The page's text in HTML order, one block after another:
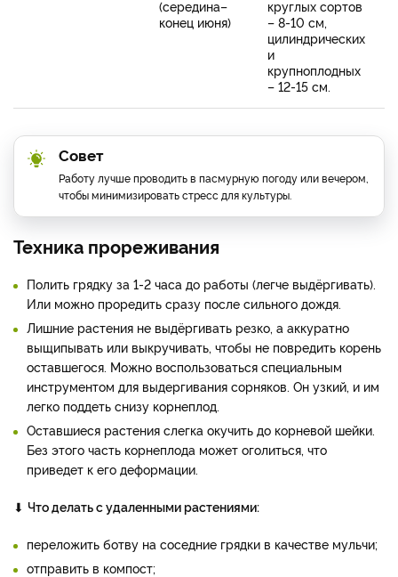
(середина–
конец июня)
круглых сортов
– 8-10 см,
цилиндрических
и
крупноплодных
– 12-15 см.
Совет
Работу лучше проводить в пасмурную погоду или вечером,
чтобы минимизировать стресс для культуры.
Техника прореживания
Полить грядку за 1-2 часа до работы (легче выдёргивать).
Или можно проредить сразу после сильного дождя.
Лишние растения не выдёргивать резко, а аккуратно
выщипывать или выкручивать, чтобы не повредить корень
оставшегося. Можно воспользоваться специальным
инструментом для выдергивания сорняков. Он узкий, и им
легко поддеть снизу корнеплод.
Оставшиеся растения слегка окучить до корневой шейки.
Без этого часть корнеплода может оголиться, что
приведет к его деформации.
⬇ Что делать с удаленными растениями:
переложить ботву на соседние грядки в качестве мульчи;
отправить в компост;